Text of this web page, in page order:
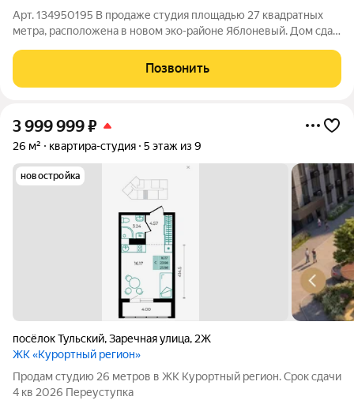
Арт. 134950195 В продаже студия площадью 27 квадратных
метра, расположена в новом эко-районе Яблоневый. Дом сдан
Вам не переделывать ремонт за кем-то, а сразу сделать на
свой вкус. В пешей
Позвонить
3 999 999₽
26 м² квартира-студия 5 этаж из 9
новостройка
посёлок Тульский,Заречная улица, 2Ж
ЖК «Курортный регион»
Продам студию 26 метров в ЖК Курортный регион. Срок сдачи
4 кв 2026 Переуступка